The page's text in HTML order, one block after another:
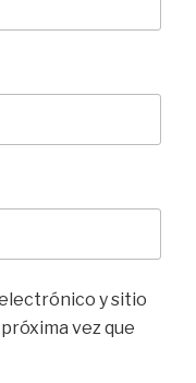
y sitio
vez que